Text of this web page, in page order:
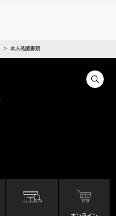
本人確認書類